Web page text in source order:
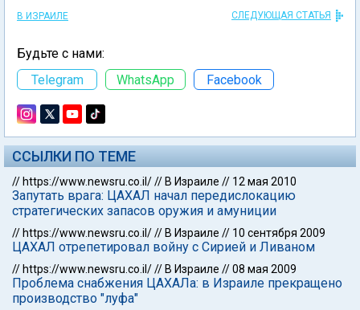
В ИЗРАИЛЕ СЛЕДУЮЩАЯ СТАТЬЯ
Будьте с нами:
Telegram
WhatsApp Facebook
ССЫЛКИ ПО ТЕМЕ
// https://www.newsru.co.il/// В Израиле // 12 мая 2010
Запутать врага: ЦАХАЛ начал передислокацию
стратегических запасов оружия и амуниции
// https://www.newsru.co.il/// В Израиле // 10 сентября 2009
ЦАХАЛ отрепетировал войну с Сирией и Ливаном
// https://www.newsru.co.il/// В Израиле //08 мая 2009
Проблема снабжения ЦАХАЛа: в Израиле прекращено
производство "луфа"